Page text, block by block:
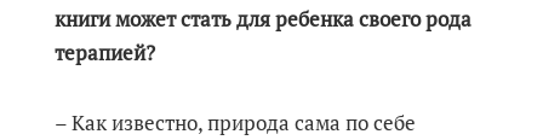
книги может стать для ребенка своего рода
терапией?
– Как известно, природа сама по себе